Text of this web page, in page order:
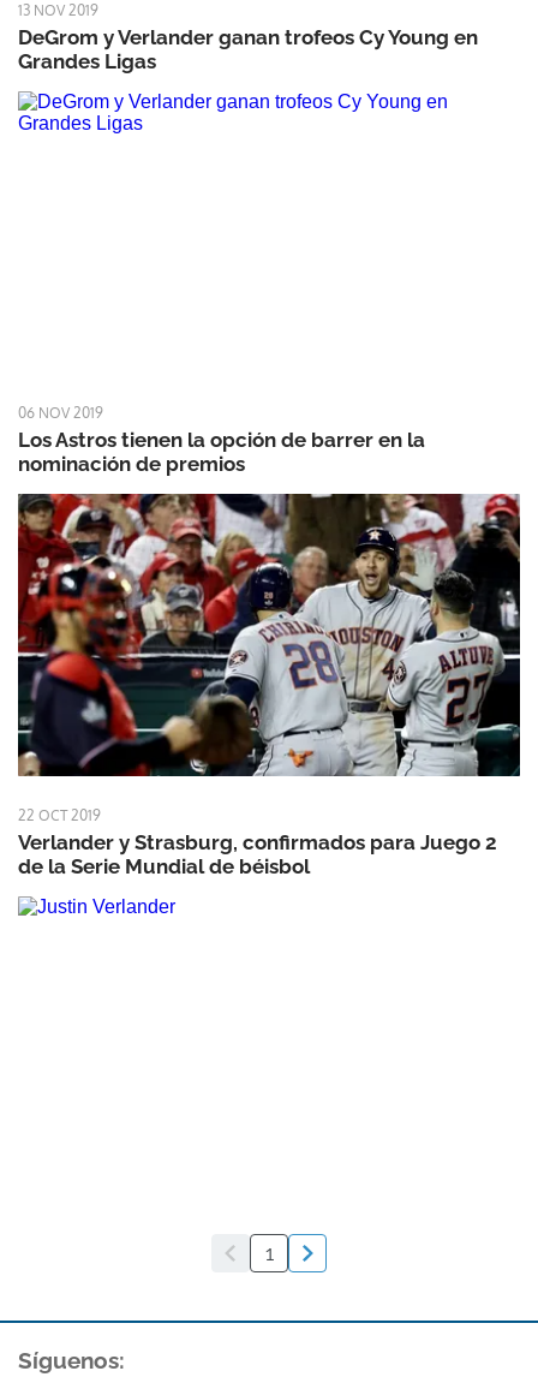
13 NOV 2019
DeGrom y Verlander ganan trofeos Cy Young en
Grandes Ligas
06 NOV 2019
Los Astros tienen la opción de barrer en la
nominación de premios
22 OCT 2019
Verlander y Strasburg, confirmados para Juego 2
de la Serie Mundial de béisbol
1
Síguenos: